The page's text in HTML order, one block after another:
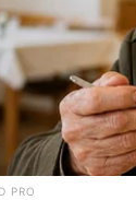
Edit
Ia
PRO